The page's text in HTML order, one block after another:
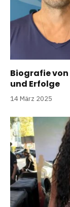
Biografie von
und Erfolge
14 März 2025